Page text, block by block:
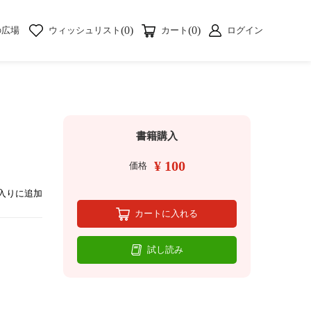
場 ウィッシュリスト (0) カート (0) ログイン
りに追加
書籍購入
価格 ¥ 100
カートに入れる
試し読み